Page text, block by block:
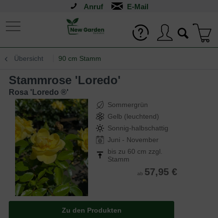
Anruf
Übersicht 90 cm Stamm
Stammrose 'Loredo'
Rosa 'Loredo ®'
Sommergrün
Gelb (leuchtend)
Sonnig-halbschattig
Juni - November
bis zu 60 cm zzgl.
Stamm
ab 57,95 €
Zu den Produkten